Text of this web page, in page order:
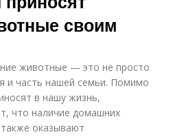
своим
животные — это не просто
и часть нашей семьи. Помимо
в нашу жизнь,
что наличие домашних
оказывают